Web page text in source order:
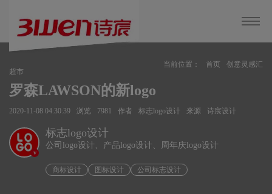
当前位置： 首页
创意灵感汇
超市
罗森LAWSON的新logo
2020-11-08 04:30:39 浏览 7981 作者 标志logo设计 来源 诗宸设计
v
标志logo设计
公司logo设计、产品logo设计、周年庆logo设计
商标设计 图标设计 公司标志设计